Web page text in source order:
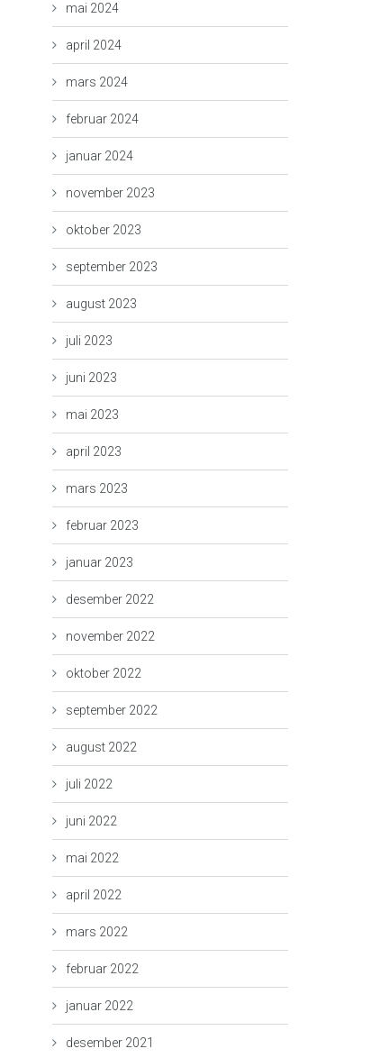
mai 2024
april 2024
mars 2024
februar 2024
januar 2024
november 2023
oktober 2023
september 2023
august 2023
juli 2023
juni 2023
mai 2023
april 2023
mars 2023
februar 2023
januar 2023
desember 2022
november 2022
oktober 2022
september 2022
august 2022
juli 2022
juni 2022
mai 2022
april 2022
mars 2022
februar 2022
januar 2022
desember 2021